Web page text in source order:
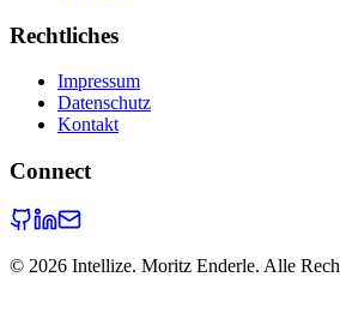
Rechtliches
Impressum
Datenschutz
Kontakt
Connect
© 2026 Intellize. Moritz Enderle. Alle